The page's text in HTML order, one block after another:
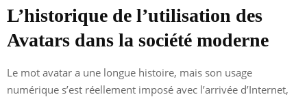
L’historique de l’utilisation des
Avatars dans la société moderne
Le mot avatar a une longue histoire, mais son usage
numérique s’est réellement imposé avec l’arrivée d’Internet,